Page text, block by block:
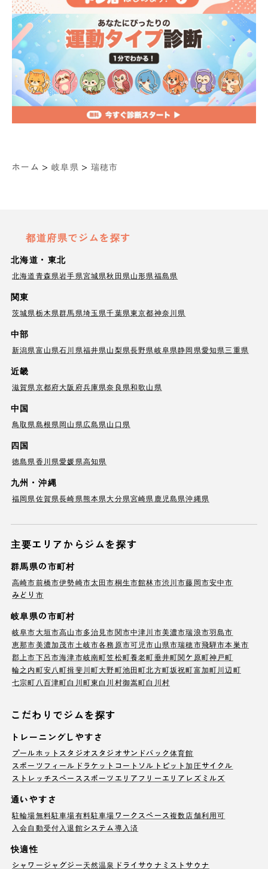
ホーム > 岐阜県 > 瑞穂市
都道府県でジムを探す
北海道・東北
北海道青森県岩手県宮城県秋田県山形県福島県
関東
茨城県栃木県群馬県埼玉県千葉県東京都神奈川県
中部
新潟県富山県石川県福井県山梨県長野県岐阜県静岡県愛知県三重県
近畿
滋賀県京都府大阪府兵庫県奈良県和歌山県
中国
鳥取県島根県岡山県広島県山口県
四国
徳島県香川県愛媛県高知県
九州・沖縄
福岡県佐賀県長崎県熊本県大分県宮崎県 鹿児島県沖縄県
主要エリアからジムを探す
群馬県の市町村
高崎市前橋市伊勢崎市太田市桐生市館林市渋川市藤岡市安中市
みどり市
岐阜県の市町村
岐阜市大垣市高山市多治見市関市中津川市美濃市瑞浪市羽島市
恵那市美濃加茂市土岐市各務原市可児市山県市瑞穂市飛騨市本巣市
郡上市下呂市海津市岐南町笠松町養老町垂井町関ケ原町神戸町
輪之内町安八町揖斐川町大野町池田町北方町坂祝町富加町川辺町
七宗町 八百津町白川町東白川村御嵩町白川村
こだわりでジムを探す
トレーニングしやすさ
プールホットスタジオ スタジオサンドバック体育館
スポーツフィールド ラケットコート ソルトピット加圧サイクル
ストレッチスペース スポーツエリア フリーエリア レズミルズ
通いやすさ
駐輪場無料駐車場有料駐車場ワークスペース複数店舗利用可
入会自動受付 入退館システム導入済
快適性
シャワージャグジー天然温泉 ドライサウナ ミストサウナ